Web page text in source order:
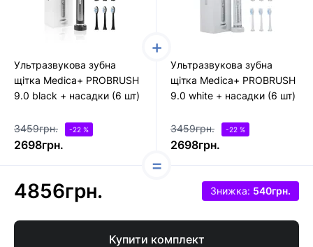
Ультразвукова зубна
щітка Medica+ PROBRUSH
9.0 black + насадки (6 шт)
3459грн. -22 %
2698грн.
Ультразвукова зубна
щітка Medica+ PROBRUSH
9.0 white + насадки (6 шт)
3459грн. -22 %
2698грн.
4856грн. Знижка: 540грн.
Купити комплект